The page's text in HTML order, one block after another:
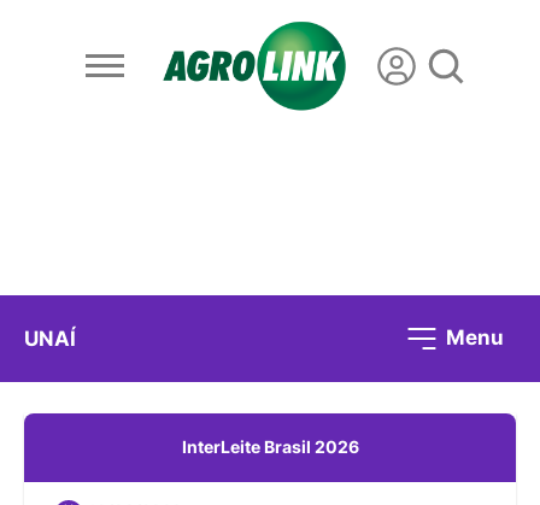
UNAÍ Menu
InterLeite Brasil 2026